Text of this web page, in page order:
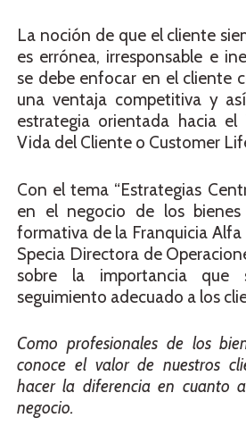
La noción de que el cliente
es errónea, irresponsable e
se debe enfocar en el cliente
una ventaja competitiva y
estrategia orientada hacia
Vida del Cliente o Customer
Con el tema “Estrategias
en el negocio de los bienes
formativa de la Franquicia Alfa
Specia Directora de
sobre la importancia que
seguimiento adecuado a los
Como profesionales de los
conoce el valor de nuestros
hacer la diferencia en cuanto
negocio.